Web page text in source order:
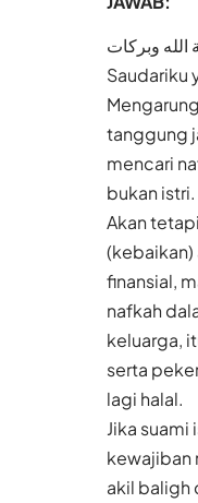
وبركات
Saudariku
tanggung
mencari
bukan istri.
Akan
(kebaikan)
finansial,
nafkah
keluarga,
serta
lagi halal.
Jika
kewajiban
akil baligh